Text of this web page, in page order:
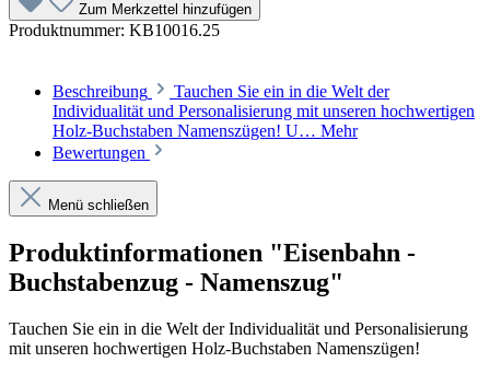
Zum Merkzettel hinzufügen
Produktnummer: KB10016.25
Beschreibung
Tauchen Sie ein in die Welt der
Individualität und Personalisierung mit unseren hochwertigen
Holz-Buchstaben Namenszügen! U… Mehr
Bewertungen
Menü schließen
Produktinformationen "Eisenbahn -
Buchstabenzug - Namenszug"
Tauchen Sie ein in die Welt der Individualität und Personalisierung
mit unseren hochwertigen Holz-Buchstaben Namenszügen!